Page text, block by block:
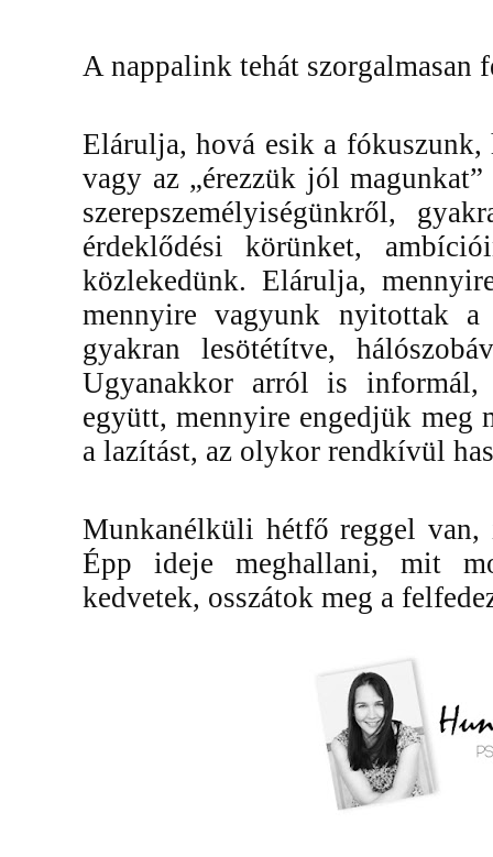
A nappalink tehát szorgalmasan
Elárulja, hová esik a
vagy az „érezzük jól
szerepszemélyiségünkről,
érdeklődési körünket,
közlekedünk. Elárulja,
mennyire vagyunk nyitottak a
gyakran lesötétítve,
Ugyanakkor arról is
együtt, mennyire engedjük meg
a lazítást, az olykor rendkívül
Munkanélküli hétfő reggel
Épp ideje meghallani, mit
kedvetek, osszátok meg a